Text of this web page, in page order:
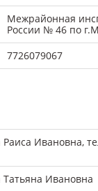
Межрайонная
России № 46 по
7726079067
Ивановна,
Ивановна